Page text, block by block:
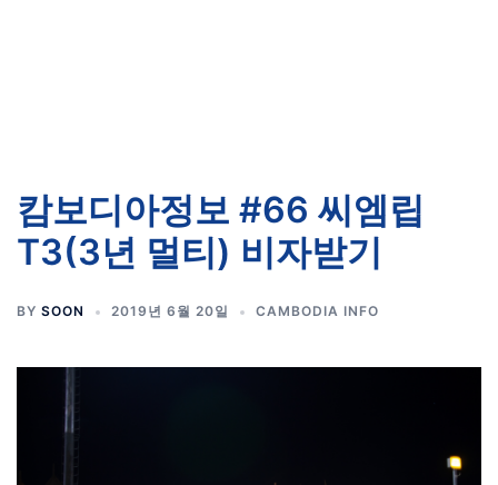
캄보디아정보 #66 씨엠립
T3(3년 멀티) 비자받기
BY SOON 2019년 6월 20일 CAMBODIA INFO